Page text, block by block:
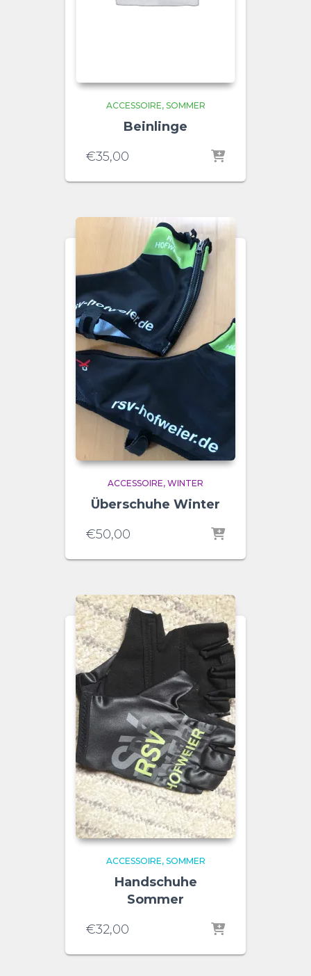
ACCESSOIRE SOMMER
Beinlinge
€35,00
ACCESSOIRE WINTER
Überschuhe Winter
€50,00
ACCESSOIRE SOMMER
Handschuhe
Sommer
€32,00